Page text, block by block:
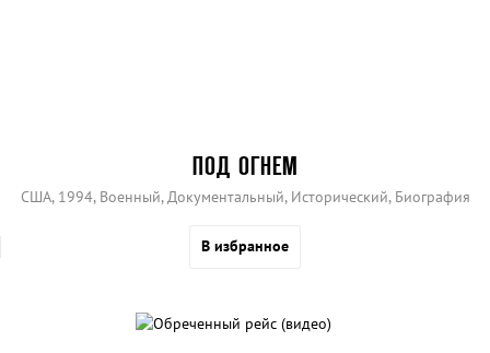
ПОД ОГНЕМ
США, 1994, Военный, Документальный, Исторический, Биография
В избранное